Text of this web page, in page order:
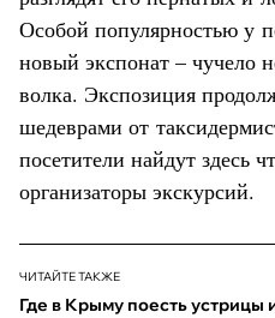
Особой популярностью у
новый экспонат – чучело
волка. Экспозиция
шедеврами от
посетители найдут здесь
организаторы экскурсий.
ЧИТАЙТЕ ТАКЖЕ
Где в Крыму поесть устрицы